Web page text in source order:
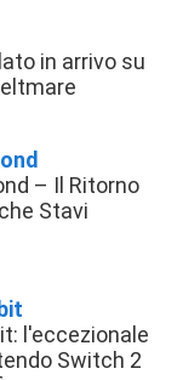
in arrivo su
– Il Ritorno
Stavi
l'eccezionale
Switch 2